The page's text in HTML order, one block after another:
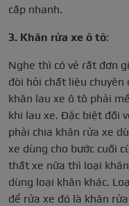
cấp nhanh.
3. Khăn rửa xe ô tô:
Nghe thì có vẻ rất đơn
đòi hỏi chất liệu chuyên
khăn lau xe ô tô phải
khi lau xe. Đặc biệt đối
phải chia khăn rửa xe
xe dùng cho bước cuối
thất xe nữa thì loại
dùng loại khăn khác.
để rửa xe đó là khăn